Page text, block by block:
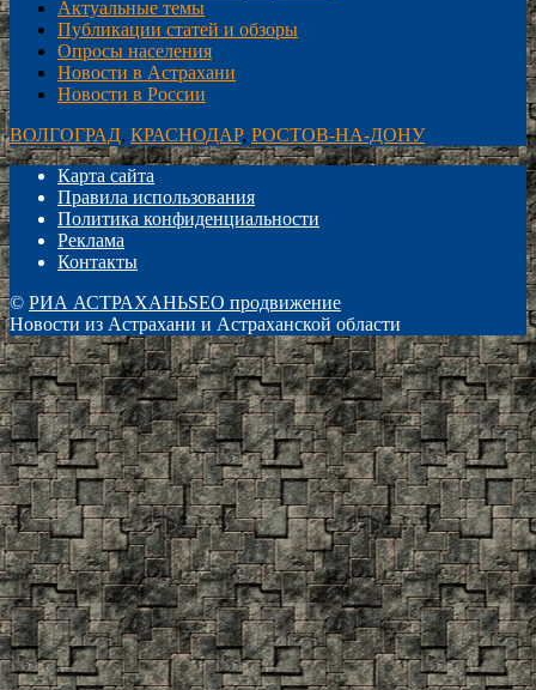
Актуальные темы
Публикации статей и обзоры
Опросы населения
Новости в Астрахани
Новости в России
ВОЛГОГРАД, КРАСНОДАР, РОСТОВ-НА-ДОНУ
Карта сайта
Правила использования
Политика конфиденциальности
Реклама
Контакты
© РИА АСТРАХАНЬSEO продвижение
Новости из Астрахани и Астраханской области